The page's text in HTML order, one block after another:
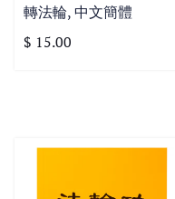
轉法輪, 中文簡體
$ 15.00